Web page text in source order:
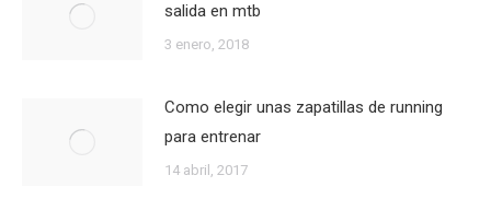
salida en mtb
3 enero, 2018
Como elegir unas zapatillas de running
para entrenar
14 abril, 2017